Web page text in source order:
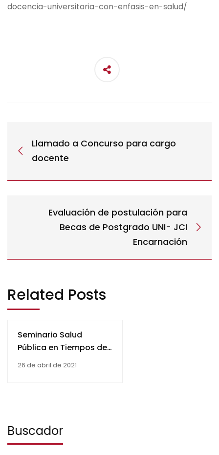
docencia-universitaria-con-enfasis-en-salud/
Llamado a Concurso para cargo
docente
Evaluación de postulación para
Becas de Postgrado UNI- JCI
Encarnación
Related Posts
Seminario Salud
Pública en Tiempos de
Pandemia
26 de abril de 2021
Buscador